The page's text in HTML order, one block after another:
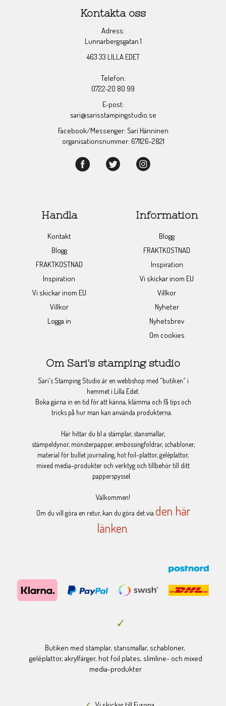
Kontakta oss
Adress:
Lunnarbergsgatan 1
463 33 LILLA EDET
Telefon:
0722-20 80 99
E-post:
sari@sarisstampingstudio.se
Facebook/Messenger: Sari Hänninen
organisationsnummer: 671126-2821
Handla
Kontakt
Blogg
FRAKTKOSTNAD
Inspiration
Vi skickar inom EU
Villkor
Logga in
Information
Blogg
FRAKTKOSTNAD
Inspiration
Vi skickar inom EU
Villkor
Nyheter
Nyhetsbrev
Om cookies
Om Sari's stamping studio
Sari's Stamping Studio är en webbshop med "butiken" i
hemmet i Lilla Edet.
Boka gärna in en tid för att känna, klämma och få tips och
tricks på hur man kan använda produkterna.
Här hittar du bl a stämplar, stansmallar,
stämpeldynor, mönsterpapper, embossingfoldrar, schabloner,
material för bullet journaling, hot foil-plattor, geléplattor,
mixed media-produkter och verktyg och tillbehör till ditt
papperspyssel.
Välkommen!
Om du vill göra en retur, kan du göra det via den här
länken.
Butiken med stämplar, stansmallar, schabloner,
geléplattor, akrylfärger, hot foil plates, slimline- och mixed
media-produkter